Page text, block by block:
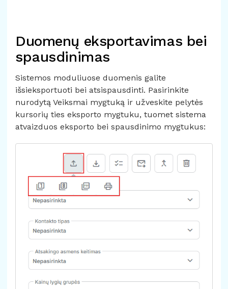
Duomenų eksportavimas bei
spausdinimas
Sistemos moduliuose duomenis galite
išsieksportuoti bei atsispausdinti. Pasirinkite
nurodytą Veiksmai mygtuką ir užveskite pelytės
kursorių ties eksporto mygtuku, tuomet sistema
atvaizduos eksporto bei spausdinimo mygtukus: